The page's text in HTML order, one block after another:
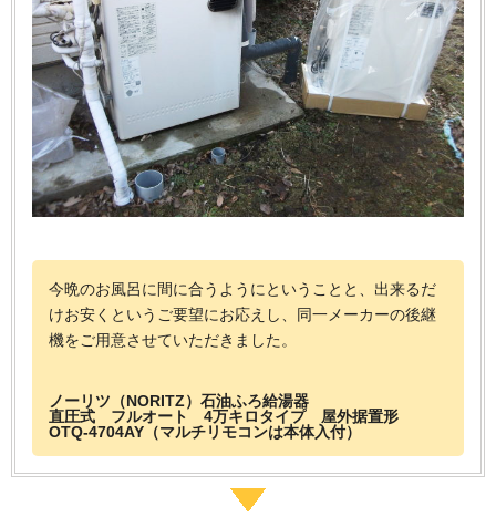
今晩のお風呂に間に合うようにということと、出来るだ
けお安くというご要望にお応えし、同一メーカーの後継
機をご用意させていただきました。
ノーリツ（NORITZ）石油ふろ給湯器
直圧式 フルオート 4万キロタイプ 屋外据置形
OTQ-4704AY（マルチリモコンは本体入付）